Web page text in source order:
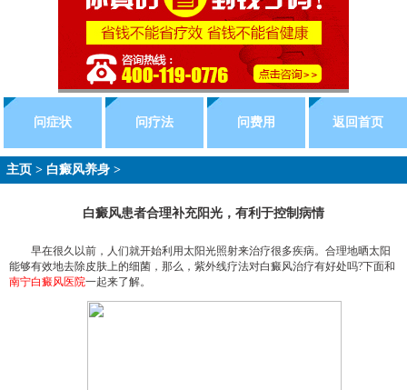
问症状 问疗法 问费用 返回首页
主页 > 白癜风养身 >
白癜风患者合理补充阳光，有利于控制病情
早在很久以前，人们就开始利用太阳光照射来治疗很多疾病。合理地晒太阳
能够有效地去除皮肤上的细菌，那么，紫外线疗法对白癜风治疗有好处吗?下面和
南宁白癜风医院一起来了解。